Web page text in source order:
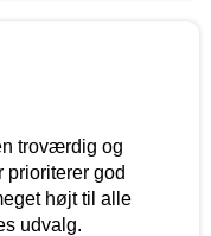
troværdig og
prioriterer god
højt til alle
udvalg.